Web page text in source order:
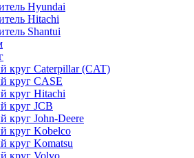
Hyundai
Hitachi
Shantui
круг Caterpillar (CAT)
круг CASE
круг Hitachi
круг JCB
круг John-Deere
круг Kobelco
круг Komatsu
круг Volvo